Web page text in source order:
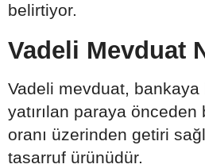
belirtiyor.
Vadeli Mevduat
Vadeli mevduat,
yatırılan paraya
oranı üzerinden getiri
tasarruf ürünüdür.